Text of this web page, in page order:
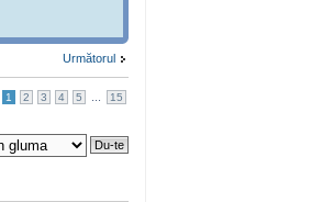
Următorul
1 2 3 4 5 15